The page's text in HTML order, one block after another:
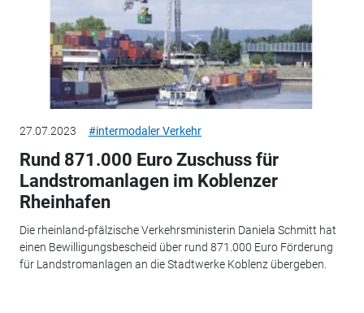
27.07.2023 #intermodaler Verkehr
Rund 871.000 Euro Zuschuss für
Landstromanlagen im Koblenzer
Rheinhafen
Die rheinland-pfälzische Verkehrsministerin Daniela Schmitt hat
einen Bewilligungsbescheid über rund 871.000 Euro Förderung
für Landstromanlagen an die Stadtwerke Koblenz übergeben.